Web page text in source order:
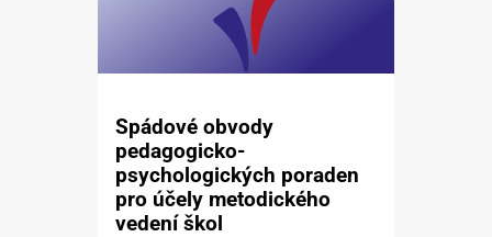
Spádové obvody
pedagogicko-
psychologických poraden
pro účely metodického
vedení škol